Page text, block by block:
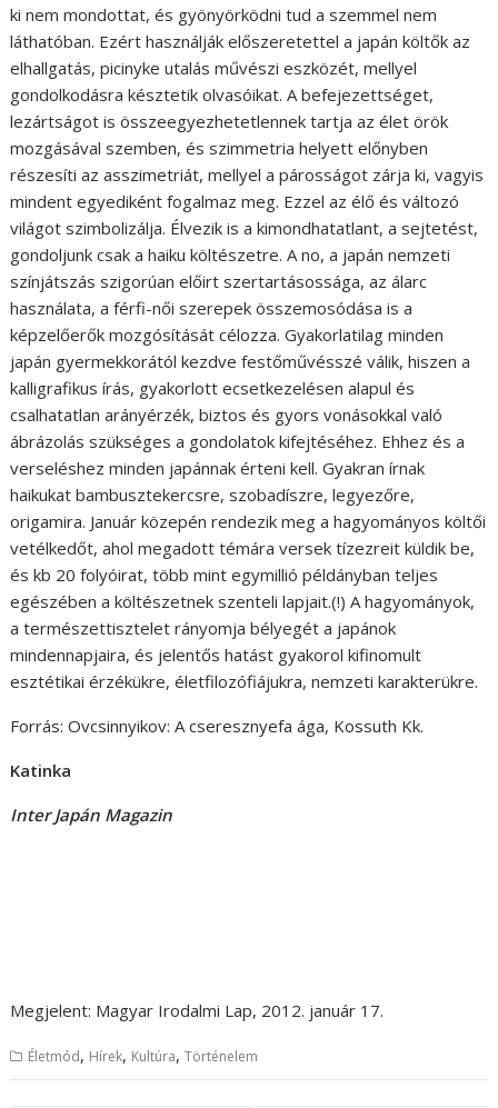
ki nem mondottat, és gyönyörködni tud a szemmel nem
láthatóban. Ezért használják előszeretettel a japán költők az
elhallgatás, picinyke utalás művészi eszközét, mellyel
gondolkodásra késztetik olvasóikat. A befejezettséget,
lezártságot is összeegyezhetetlennek tartja az élet örök
mozgásával szemben, és szimmetria helyett előnyben
részesíti az asszimetriát, mellyel a párosságot zárja ki, vagyis
mindent egyediként fogalmaz meg. Ezzel az élő és változó
világot szimbolizálja. Élvezik is a kimondhatatlant, a sejtetést,
gondoljunk csak a haiku költészetre. A no, a japán nemzeti
színjátszás szigorúan előirt szertartásossága, az álarc
használata, a férfi-női szerepek összemosódása is a
képzelőerők mozgósítását célozza. Gyakorlatilag minden
japán gyermekkorától kezdve festőművésszé válik, hiszen a
kalligrafikus írás, gyakorlott ecsetkezelésen alapul és
csalhatatlan arányérzék, biztos és gyors vonásokkal való
ábrázolás szükséges a gondolatok kifejtéséhez. Ehhez és a
verseléshez minden japánnak érteni kell. Gyakran írnak
haikukat bambusztekercsre, szobadíszre, legyezőre,
origamira. Január közepén rendezik meg a hagyományos költői
vetélkedőt, ahol megadott témára versek tízezreit küldik be,
és kb 20 folyóirat, több mint egymillió példányban teljes
egészében a költészetnek szenteli lapjait.(!) A hagyományok,
a természettisztelet rányomja bélyegét a japánok
mindennapjaira, és jelentős hatást gyakorol kifinomult
esztétikai érzékükre, életfilozófiájukra, nemzeti karakterükre.
Forrás: Ovcsinnyikov: A cseresznyefa ága, Kossuth Kk.
Katinka
Inter Japán Magazin
Megjelent: Magyar Irodalmi Lap, 2012. január 17.
Életmód, Hírek, Kultúra,Történelem